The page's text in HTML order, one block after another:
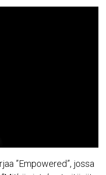
”Empowered”, jossa